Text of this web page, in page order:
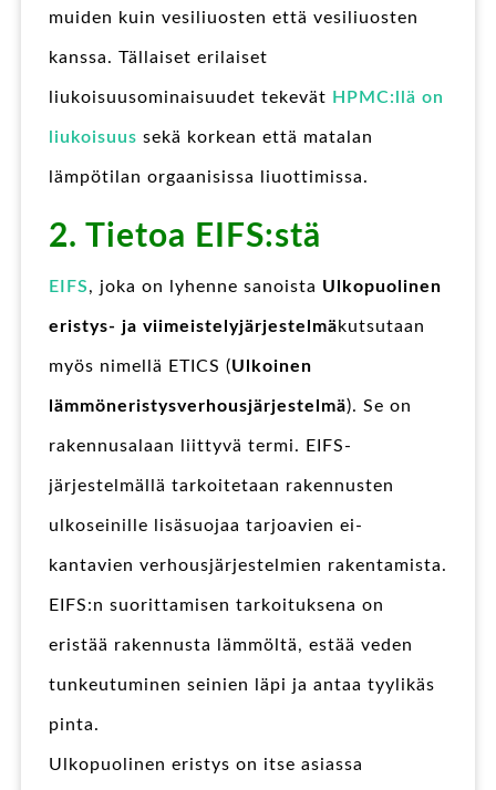
muiden kuin vesiliuosten että vesiliuosten
kanssa. Tällaiset erilaiset
liukoisuusominaisuudet tekevät HPMC:llä on
liukoisuus sekä korkean että matalan
lämpötilan orgaanisissa liuottimissa.
2. Tietoa EIFS:stä
EIFS, joka on lyhenne sanoista Ulkopuolinen
eristys- ja viimeistelyjärjestelmäkutsutaan
myös nimellä ETICS (Ulkoinen
lämmöneristysverhousjärjestelmä). Se on
rakennusalaan liittyvä termi. EIFS-
järjestelmällä tarkoitetaan rakennusten
ulkoseinille lisäsuojaa tarjoavien ei-
kantavien verhousjärjestelmien rakentamista.
EIFS:n suorittamisen tarkoituksena on
eristää rakennusta lämmöltä, estää veden
tunkeutuminen seinien läpi ja antaa tyylikäs
pinta.
Ulkopuolinen eristys on itse asiassa